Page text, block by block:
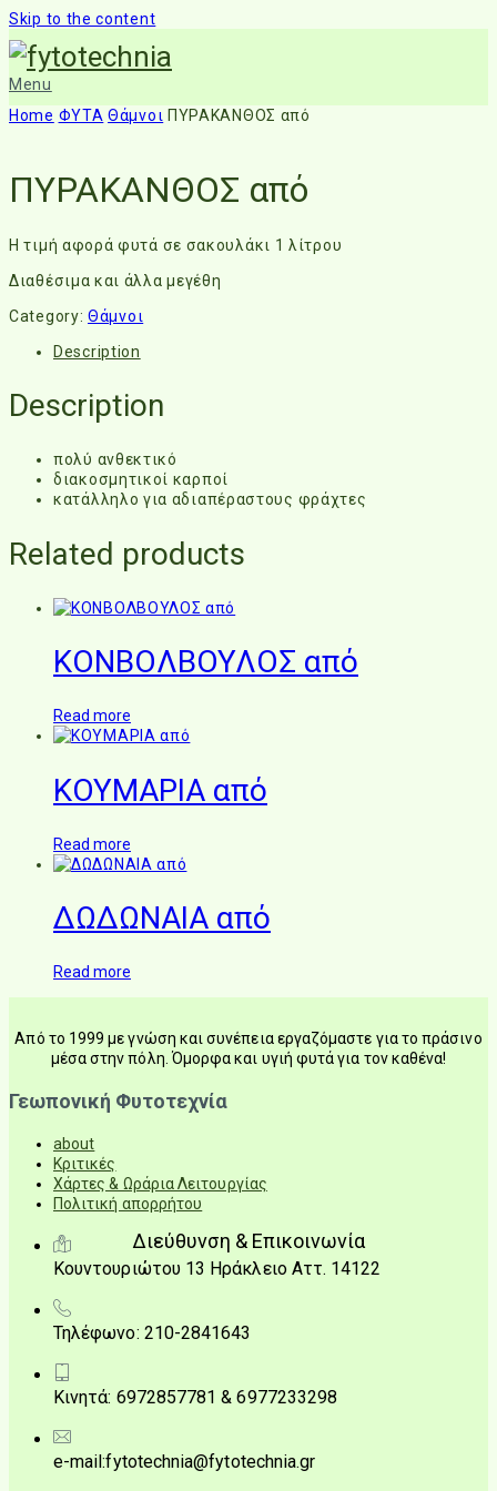
Skip to the content
Menu
Home ΦΥΤΑ Θάμνοι ΠΥΡΑΚΑΝΘΟΣ από
ΠΥΡΑΚΑΝΘΟΣ από
Η τιμή αφορά φυτά σε σακουλάκι 1 λίτρου
Διαθέσιμα και άλλα μεγέθη
Category: Θάμνοι
Description
Description
πολύ ανθεκτικό
διακοσμητικοί καρποί
κατάλληλο για αδιαπέραστους φράχτες
Related products
ΚΟΝΒΟΛΒΟΥΛΟΣ από
Read more
ΚΟΥΜΑΡΙΑ από
Read more
ΔΩΔΩΝΑΙΑ από
Read more
Από το 1999 με γνώση και συνέπεια εργαζόμαστε για το πράσινο
μέσα στην πόλη. Όμορφα και υγιή φυτά για τον καθένα!
Γεωπονική Φυτοτεχνία
about
Κριτικές
Χάρτες & Ωράρια Λειτουργίας
Πολιτική απορρήτου
Διεύθυνση & Επικοινωνία
Κουντουριώτου 13 Ηράκλειο Αττ. 14122
Τηλέφωνο: 210-2841643
Κινητά: 6972857781 & 6977233298
e-mail:fytotechnia@fytotechnia.gr